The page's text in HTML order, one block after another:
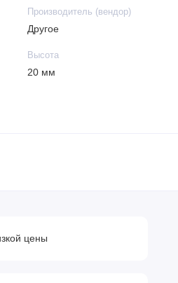
Производитель (вендор)
Другое
Высота
20 мм
цены